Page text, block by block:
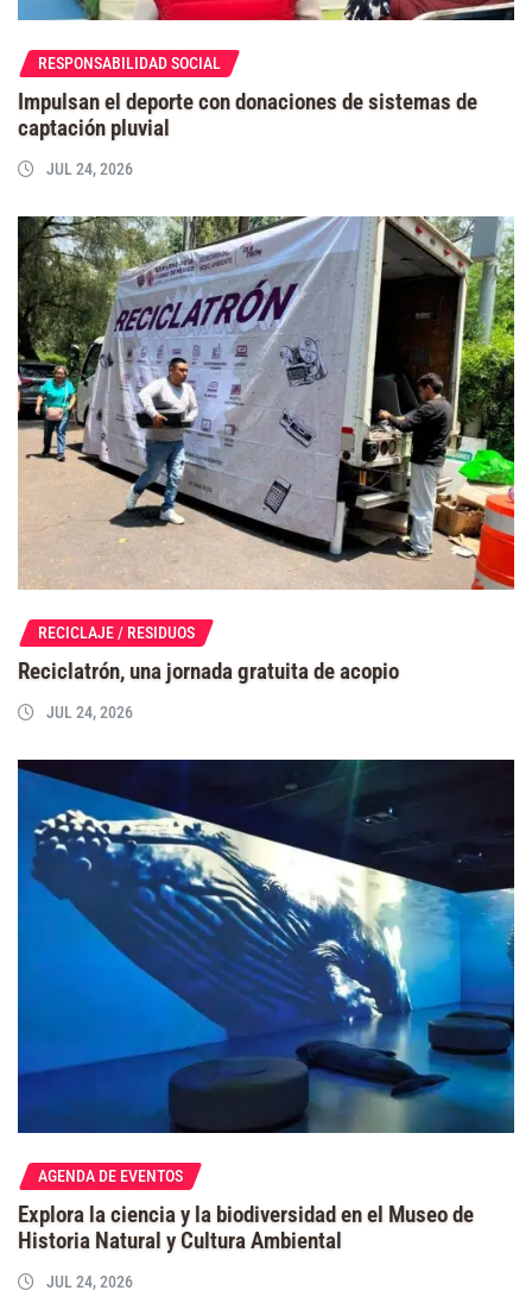
RESPONSABILIDAD SOCIAL
Impulsan el deporte con donaciones de sistemas de
captación pluvial
JUL 24, 2026
RECICLAJE / RESIDUOS
Reciclatrón, una jornada gratuita de acopio
JUL 24, 2026
AGENDA DE EVENTOS
Explora la ciencia y la biodiversidad en el Museo de
Historia Natural y Cultura Ambiental
JUL 24, 2026